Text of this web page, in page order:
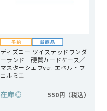
ディズニー ツイステッドワンダ
ーランド 硬質カードケース／
マスターシェフver. エペル・フ
ェルミエ
在庫◎ 550円